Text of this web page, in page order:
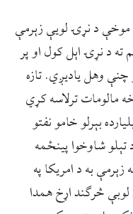
موخې د نړۍ لویې زېرمې
د نړۍ اېل کول او پر
چنې وهل یادیږي. تازه
مالومات ترلاسه کړي
وینزویلا د شاوخوا ۳۰۳ میلیارده بېرلو خامو نفتو
شاوخوا پینځمه
به د امریکا په
څرګند اړخ همدا